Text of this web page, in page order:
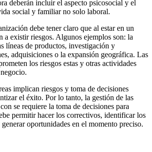
deberán incluir el aspecto psicosocial y el
social y familiar no solo laboral.
debe tener claro que al estar en un
a existir riesgos. Algunos ejemplos son: la
líneas de productos, investigación y
adquisiciones o la expansión geográfica. Las
los riesgos estas y otras actividades
implican riesgos y toma de decisiones
el éxito. Por lo tanto, la gestión de las
se requiere la toma de decisiones para
permitir hacer los correctivos, identificar los
oportunidades en el momento preciso.